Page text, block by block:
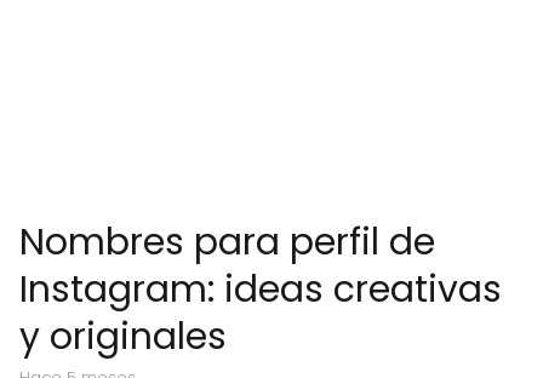
Nombres para perfil de
Instagram: ideas creativas
y originales